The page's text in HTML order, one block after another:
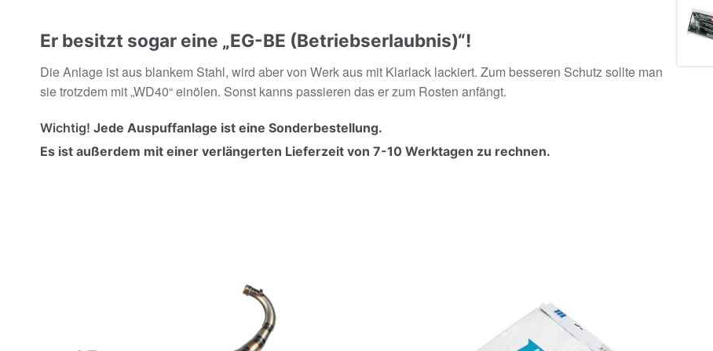
Er besitzt sogar eine „EG-BE (Betriebserlaubnis)“!
Die Anlage ist aus blankem Stahl, wird aber von Werk aus mit Klarlack lackiert. Zum besseren Schutz sollte man
sie trotzdem mit „WD40“ einölen. Sonst kanns passieren das er zum Rosten anfängt.
Wichtig! Jede Auspuffanlage ist eine Sonderbestellung.
Es ist außerdem mit einer verlängerten Lieferzeit von 7-10 Werktagen zu rechnen.